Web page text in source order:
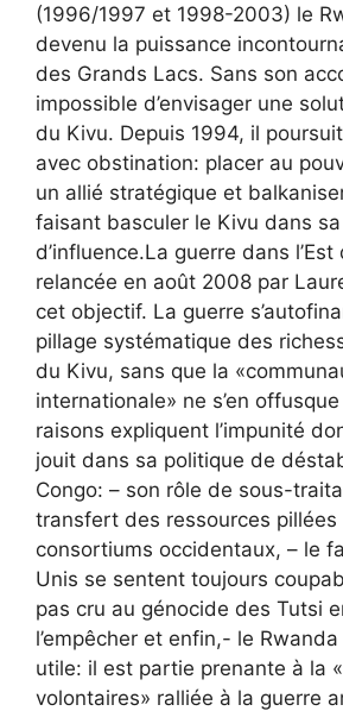
(1996/1997 et 1998-2003) le
devenu la puissance
des Grands Lacs. Sans son
impossible d’envisager une
du Kivu. Depuis 1994, il
avec obstination: placer au
un allié stratégique et
faisant basculer le Kivu dans
d’influence.La guerre dans l’Est
relancée en août 2008 par
cet objectif. La guerre
pillage systématique des
du Kivu, sans que la
internationale» ne s’en
raisons expliquent l’impunité
jouit dans sa politique de
Congo: – son rôle de sous-
transfert des ressources
consortiums occidentaux, – le
Unis se sentent toujours
pas cru au génocide des Tutsi
l’empêcher et enfin,- le
utile: il est partie prenante à la
volontaires» ralliée à la guerre